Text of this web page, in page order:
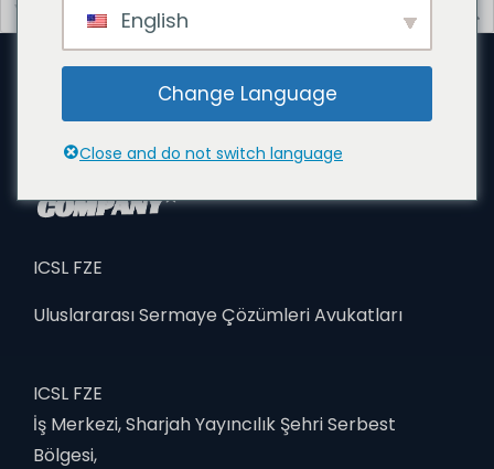
ICSL FZE
Uluslararası Sermaye Çözümleri Avukatları
ICSL FZE
İş Merkezi, Sharjah Yayıncılık Şehri Serbest
Bölgesi,
English
Change Language
Close and do not switch language